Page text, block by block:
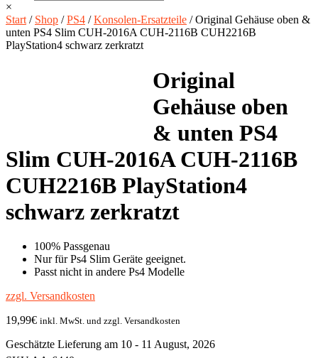
×
Start / Shop /PS4 /Konsolen-Ersatzteile / Original Gehäuse oben &
unten PS4 Slim CUH-2016A CUH-2116B CUH2216B
PlayStation4 schwarz zerkratzt
Original
Gehäuse oben
& unten PS4
Slim CUH-2016A CUH-2116B
CUH2216B PlayStation4
schwarz zerkratzt
100% Passgenau
Nur für Ps4 Slim Geräte geeignet.
Passt nicht in andere Ps4 Modelle
zzgl. Versandkosten
19,99€ inkl. MwSt. und zzgl. Versandkosten
Geschätzte Lieferung am 10 - 11 August, 2026